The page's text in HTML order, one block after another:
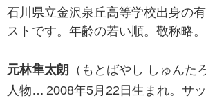
石川県立金沢泉丘高等学校出身の
ストです。年齢の若い順。敬称略。
元林隼太朗
（もとばやし しゅんた
人物… 2008年5月22日生まれ。サ